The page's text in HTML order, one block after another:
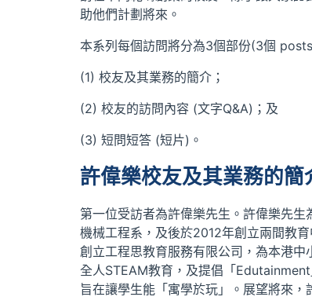
助他們計劃將來。
本系列每個訪問將分為3個部份(3個
(1) 校友及其業務的簡介；
(2) 校友的訪問內容 (文字Q&A)；及
(3) 短問短答 (短片)。
許偉樂校友及其業務的簡
第一位受訪者為許偉樂先生。許偉樂先
機械工程系，及後於2012年創立兩間教
創立工程思教育服務有限公司，為本港
全人STEAM教育，及提倡「
旨在讓學生能「寓學於玩」。展望將來